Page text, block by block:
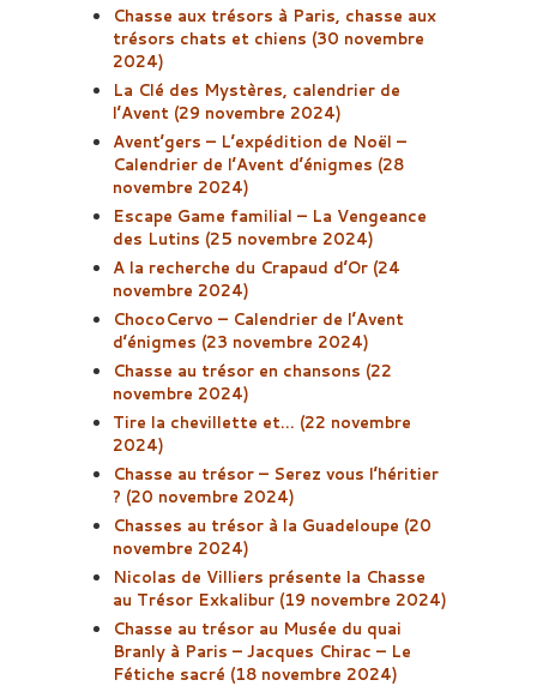
Chasse aux trésors à Paris, chasse aux
trésors chats et chiens (30 novembre
2024)
La Clé des Mystères, calendrier de
l’Avent (29 novembre 2024)
Avent’gers – L’expédition de Noël –
Calendrier de l’Avent d’énigmes (28
novembre 2024)
Escape Game familial – La Vengeance
des Lutins (25 novembre 2024)
A la recherche du Crapaud d’Or (24
novembre 2024)
ChocoCervo – Calendrier de l’Avent
d’énigmes (23 novembre 2024)
Chasse au trésor en chansons (22
novembre 2024)
Tire la chevillette et… (22 novembre
2024)
Chasse au trésor – Serez vous l’héritier
? (20 novembre 2024)
Chasses au trésor à la Guadeloupe (20
novembre 2024)
Nicolas de Villiers présente la Chasse
au Trésor Exkalibur (19 novembre 2024)
Chasse au trésor au Musée du quai
Branly à Paris – Jacques Chirac – Le
Fétiche sacré (18 novembre 2024)